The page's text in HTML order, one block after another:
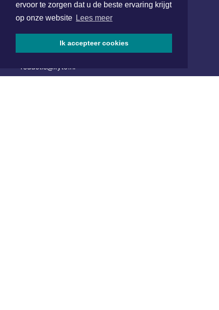
ervoor te zorgen dat u de beste ervaring krijgt
op onze website Lees meer
Ik accepteer cookies
Hoofdvestiging:
1701 BZ Heerhugowaard
072 8200 600
redactie@xyto.nl
www.xyto.nl